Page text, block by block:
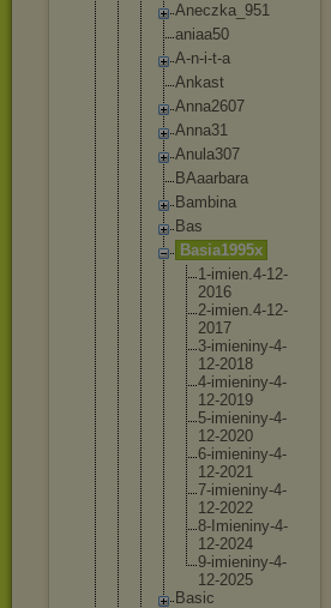
Aneczka_ 951
aniaa50
A-n-i-t-a
Ankast
Anna2607
Anna31
Anula307
BAaarbara
Bambina
Bas
Basia1995x
1-imien.4-12-
2016
2-imien.4-12-
2017
3-imieniny-4-
12-2018
4-imieniny-4-
12-2019
5-imieniny-4-
12-2020
6-imieniny-4-
12-2021
7-imieniny-4-
12-2022
8-Imieniny-4-
12-2024
9-imieniny-4-
12-2025
Basic